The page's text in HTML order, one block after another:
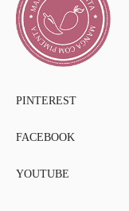
PINTEREST
FACEBOOK
YOUTUBE